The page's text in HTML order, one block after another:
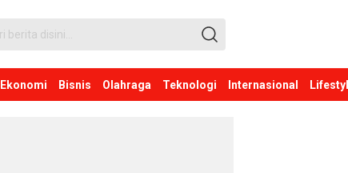
Ekonomi Bisnis Olahraga Teknologi Internasional